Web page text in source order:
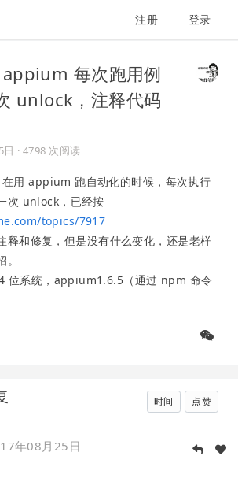
注册 登录
appium 每次跑用例
unlock，注释代码
日 · 4798 次阅读
用 appium 跑自动化的时候，每次执行
次 unlock，已经按
topics/7917
释和修复，但是没有什么变化，还是老样
位系统，appium1.6.5（通过 npm 命令
时间 点赞
年08月25日